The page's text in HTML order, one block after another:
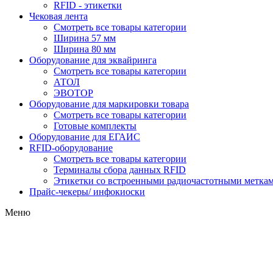
RFID - этикетки
Чековая лента
Смотреть все товары категории
Ширина 57 мм
Ширина 80 мм
Оборудование для эквайринга
Смотреть все товары категории
АТОЛ
ЭВОТОР
Оборудование для маркировки товара
Смотреть все товары категории
Готовые комплекты
Оборудование для ЕГАИС
RFID-оборудование
Смотреть все товары категории
Терминалы сбора данных RFID
Этикетки со встроенными радиочастотными
Прайс-чекеры/ инфокиоски
Меню